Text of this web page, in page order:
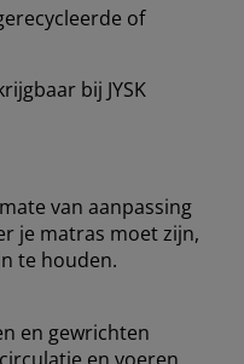
of
bij JYSK
van aanpassing
je matras moet zijn,
te houden.
en gewrichten